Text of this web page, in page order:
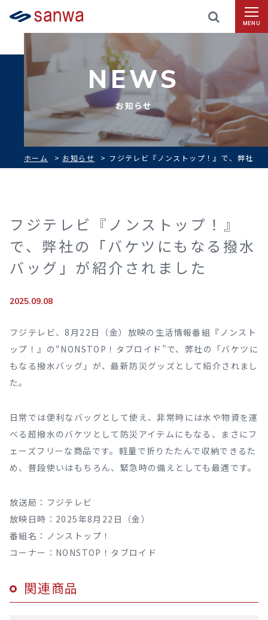
MENU
NEWS
お知らせ
ホーム > お知らせ > フジテレビ『ノンストップ！』で、弊社
フジテレビ『ノンストップ！』
で、弊社の「バケツにもなる撥水
バッグ」が紹介されました
2025.09.08
フジテレビ、8月22日（金）放映の生活情報番組『ノンスト
ップ！』の“NONSTOP！タブロイド”で、弊社の「バケツに
もなる撥水バッグ」が、最新防災グッズとして紹介されまし
た。
日常では便利なバッグとして使え、非常時には水や物資を運
べる超撥水のバケツとして防災アイテムにもなる、まさにフ
ェーズフリーな商品です。軽量で折りたたんで収納できるた
め、普段使いはもちろん、緊急時の備えとしても最適です。
放送局：フジテレビ
放映日時：2025年8月22日（金）
番組名：ノンストップ！
コーナー：NONSTOP！タブロイド
関連商品